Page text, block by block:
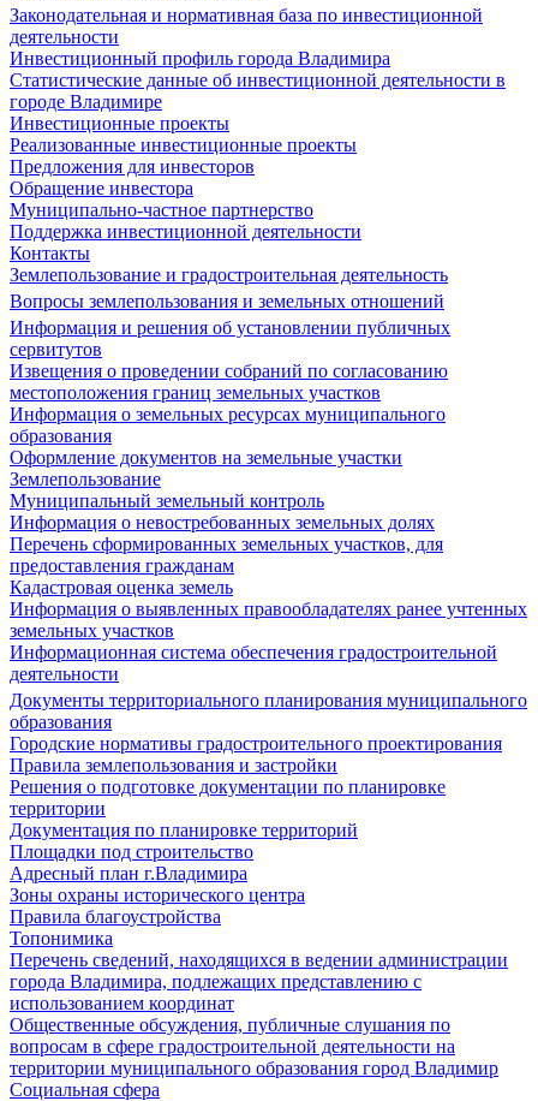
Законодательная и нормативная база по инвестиционной
деятельности
Инвестиционный профиль города Владимира
Статистические данные об инвестиционной деятельности в
городе Владимире
Инвестиционные проекты
Реализованные инвестиционные проекты
Предложения для инвесторов
Обращение инвестора
Муниципально-частное партнерство
Поддержка инвестиционной деятельности
Контакты
Землепользование и градостроительная деятельность
Вопросы землепользования и земельных отношений
Информация и решения об установлении публичных
сервитутов
Извещения о проведении собраний по согласованию
местоположения границ земельных участков
Информация о земельных ресурсах муниципального
образования
Оформление документов на земельные участки
Землепользование
Муниципальный земельный контроль
Информация о невостребованных земельных долях
Перечень сформированных земельных участков, для
предоставления гражданам
Кадастровая оценка земель
Информация о выявленных правообладателях ранее учтенных
земельных участков
Информационная система обеспечения градостроительной
деятельности
Документы территориального планирования муниципального
образования
Городские нормативы градостроительного проектирования
Правила землепользования и застройки
Решения о подготовке документации по планировке
территории
Документация по планировке территорий
Площадки под строительство
Адресный план г.Владимира
Зоны охраны исторического центра
Правила благоустройства
Топонимика
Перечень сведений, находящихся в ведении администрации
города Владимира, подлежащих представлению с
использованием координат
Общественные обсуждения, публичные слушания по
вопросам в сфере градостроительной деятельности на
территории муниципального образования город Владимир
Социальная сфера